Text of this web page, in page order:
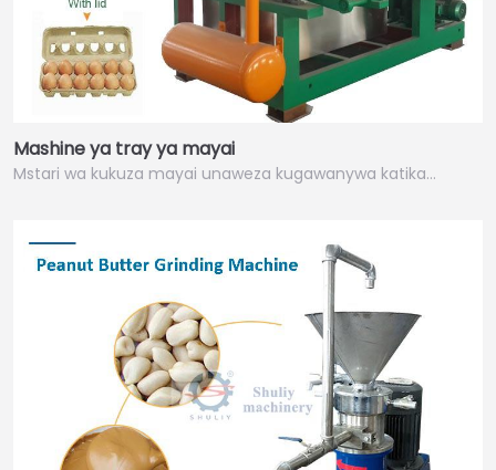
Mashine ya tray ya mayai
Mstari wa kukuza mayai unaweza kugawanywa katika…